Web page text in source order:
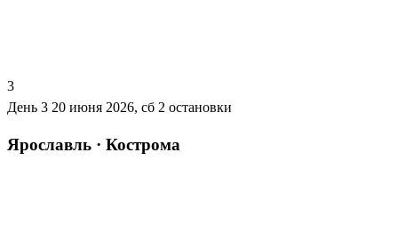
3
День 3 20 июня 2026, сб 2 остановки
Ярославль · Кострома